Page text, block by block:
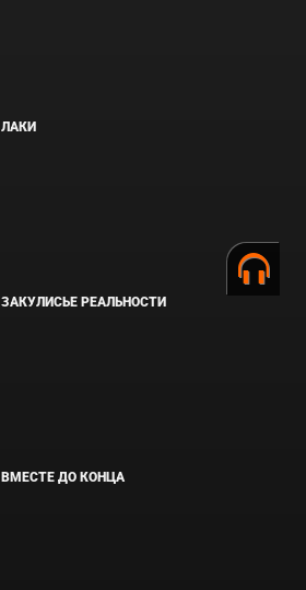
ЛАКИ
ЗАКУЛИСЬЕ РЕАЛЬНОСТИ
ВМЕСТЕ ДО КОНЦА